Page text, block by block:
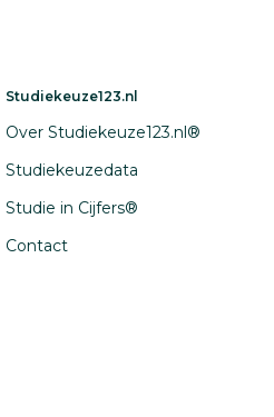
Studiekeuze123.nl
Over Studiekeuze123.nl®
Studiekeuzedata
Studie in Cijfers®
Contact